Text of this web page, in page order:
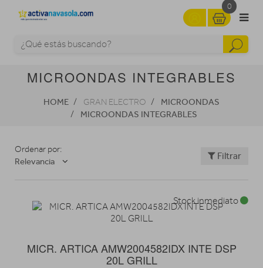
0
MICROONDAS INTEGRABLES
HOME GRAN ELECTRO
MICROONDAS
MICROONDAS INTEGRABLES
Ordenar por:
Relevancia
Filtrar
MICR. ARTICA AMW2004582IDX INTE DSP
20L GRILL
Stock inmediato